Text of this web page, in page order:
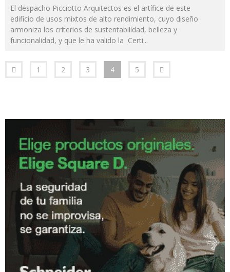
El despacho Picciotto Arquitectos es el artífice de este
edificio de usos mixtos de alto rendimiento, cuyo diseño
armoniza los criterios de sustentabilidad, belleza y
funcionalidad, y que le ha valido la Certi...
1 2 3 4 5